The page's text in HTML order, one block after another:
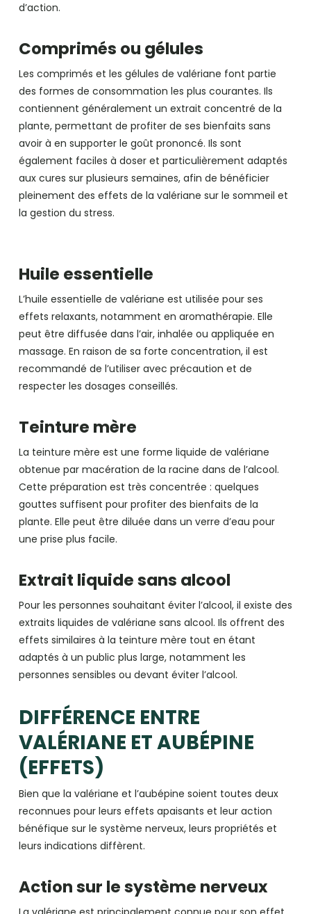
d’action.
Comprimés ou gélules
Les comprimés et les gélules de valériane font partie
des formes de consommation les plus courantes. Ils
contiennent généralement un extrait concentré de la
plante, permettant de profiter de ses bienfaits sans
avoir à en supporter le goût prononcé. Ils sont
également faciles à doser et particulièrement adaptés
aux cures sur plusieurs semaines, afin de bénéficier
pleinement des effets de la valériane sur le sommeil et
la gestion du stress.
Huile essentielle
L’huile essentielle de valériane est utilisée pour ses
effets relaxants, notamment en aromathérapie. Elle
peut être diffusée dans l’air, inhalée ou appliquée en
massage. En raison de sa forte concentration, il est
recommandé de l’utiliser avec précaution et de
respecter les dosages conseillés.
Teinture mère
La teinture mère est une forme liquide de valériane
obtenue par macération de la racine dans de l’alcool.
Cette préparation est très concentrée : quelques
gouttes suffisent pour profiter des bienfaits de la
plante. Elle peut être diluée dans un verre d’eau pour
une prise plus facile.
Extrait liquide sans alcool
Pour les personnes souhaitant éviter l’alcool, il existe des
extraits liquides de valériane sans alcool. Ils offrent des
effets similaires à la teinture mère tout en étant
adaptés à un public plus large, notamment les
personnes sensibles ou devant éviter l’alcool.
DIFFÉRENCE ENTRE
VALÉRIANE ET AUBÉPINE
(EFFETS)
Bien que la valériane et l’aubépine soient toutes deux
reconnues pour leurs effets apaisants et leur action
bénéfique sur le système nerveux, leurs propriétés et
leurs indications diffèrent.
Action sur le système nerveux